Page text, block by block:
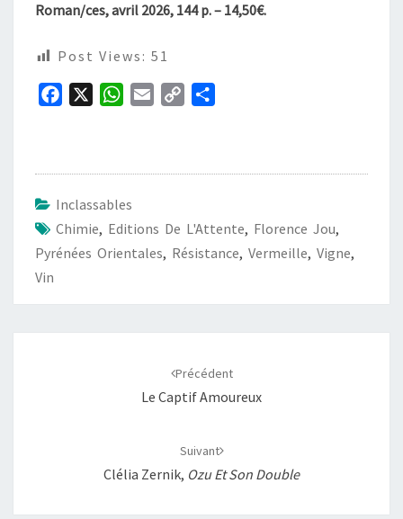
Roman/ces, avril 2026, 144 p. – 14,50€.
Post Views: 51
o
o
k
W
A
p
p
n
k
e
r
Inclassables
Chimie, Editions De L'Attente, Florence Jou,
Pyrénées Orientales, Résistance, Vermeille, Vigne,
Vin
Précédent
Le Captif Amoureux
Suivant
Clélia Zernik, Ozu Et Son Double